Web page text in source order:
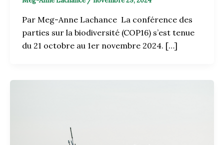
Par Meg-Anne Lachance La conférence des
parties sur la biodiversité (COP16) s’est tenue
du 21 octobre au 1er novembre 2024. […]